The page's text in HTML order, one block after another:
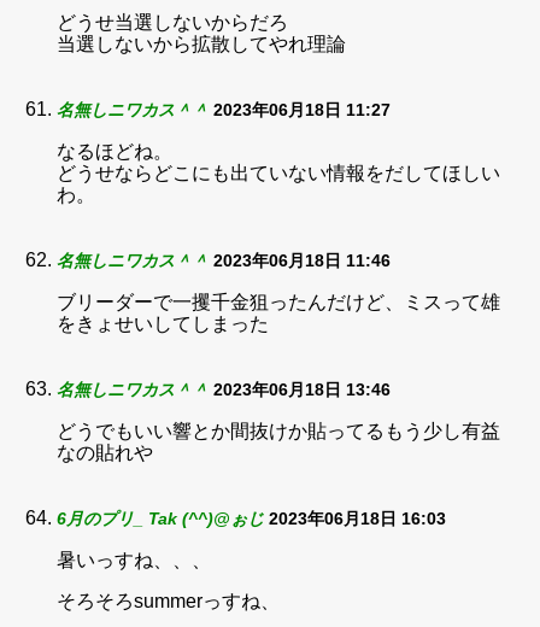
どうせ当選しないからだろ
当選しないから拡散してやれ理論
名無しニワカス＾＾ 2023年06月18日 11:27
なるほどね。
どうせならどこにも出ていない情報をだしてほしい
わ。
名無しニワカス＾＾ 2023年06月18日 11:46
ブリーダーで一攫千金狙ったんだけど、ミスって雄
をきょせいしてしまった
名無しニワカス＾＾ 2023年06月18日 13:46
どうでもいい響とか間抜けか貼ってるもう少し有益
なの貼れや
6月のプリ_ Tak (^^)@ぉじ 2023年06月18日 16:03
暑いっすね、、、
そろそろsummerっすね、